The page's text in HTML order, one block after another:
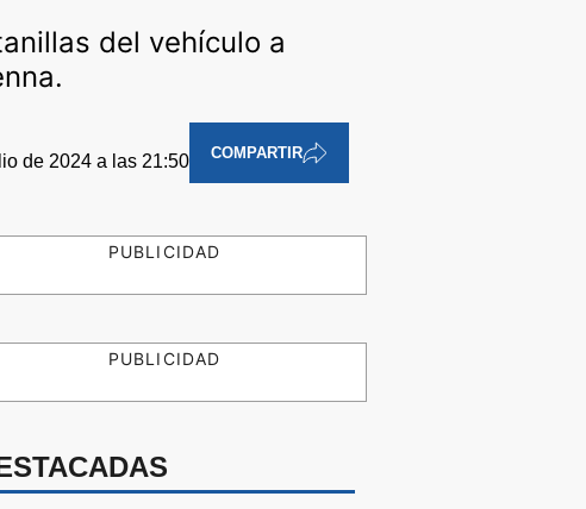
del vehículo a
de 2024 a las 21:50 COMPARTIR
PUBLICIDAD
PUBLICIDAD